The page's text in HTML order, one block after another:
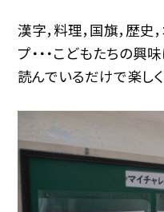
漢字，料理，国旗，歴史
プ・・・こどもたちの興
読んでいるだけで楽しく